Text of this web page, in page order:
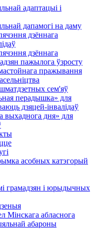
адаптацыі і
дапамогі на даму
дзённага
дзённага
пажылога ўзросту
пражывання
сем'яў
перадышка» для
дзяцей-інвалідаў
выхаднога дня» для
асобных катэгорый
грамадзян і юрыдычных
Мінскага абласнога
абароны